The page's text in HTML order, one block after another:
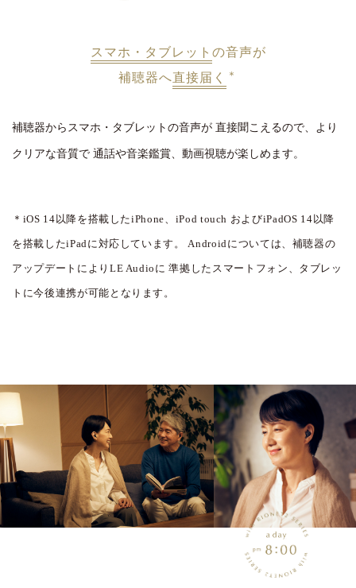
スマホ・タブレット の音声が
補聴器へ直接届く ＊
補聴器からスマホ・タブレットの音声が 直接聞こえるので、より
クリアな音質で 通話や音楽鑑賞、動画視聴が楽しめます。
＊iOS 14以降を搭載したiPhone、iPod touch およびiPadOS 14以降
を搭載したiPadに対応しています。 Androidについては、補聴器の
アップデートによりLE Audioに 準拠したスマートフォン、タブレッ
トに今後連携が可能となります。